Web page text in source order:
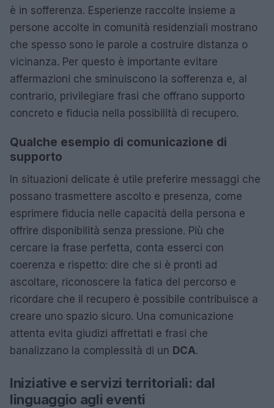
è in sofferenza. Esperienze raccolte insieme a
persone accolte in comunità residenziali mostrano
che spesso sono le parole a costruire distanza o
vicinanza. Per questo è importante evitare
affermazioni che sminuiscono la sofferenza e, al
contrario, privilegiare frasi che offrano supporto
concreto e fiducia nella possibilità di recupero.
Qualche esempio di comunicazione di
supporto
In situazioni delicate è utile preferire messaggi che
possano trasmettere ascolto e presenza, come
esprimere fiducia nelle capacità della persona e
offrire disponibilità senza pressione. Più che
cercare la frase perfetta, conta esserci con
coerenza e rispetto: dire che si è pronti ad
ascoltare, riconoscere la fatica del percorso e
ricordare che il recupero è possibile contribuisce a
creare uno spazio sicuro. Una comunicazione
attenta evita giudizi affrettati e frasi che
banalizzano la complessità di un DCA.
Iniziative e servizi territoriali: dal
linguaggio agli eventi